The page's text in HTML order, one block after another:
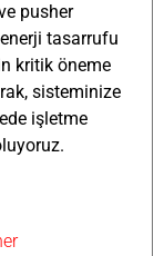
pusher
tasarrufu
kritik öneme
sisteminize
işletme